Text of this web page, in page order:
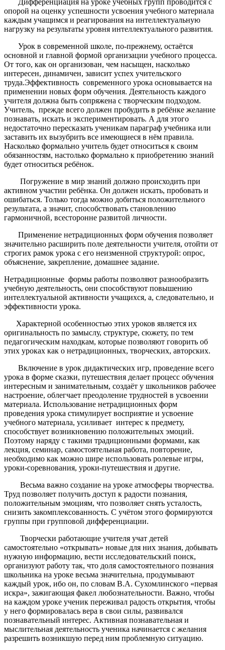
опорой на оценку успешности усвоения учебного материала
каждым учащимся и реагирования на интеллектуальную
нагрузку на результаты уровня интеллектуального развития.
Урок в современной школе, по-прежнему, остаётся
основной и главной формой организации учебного процесса.
От того, как он организован, чем насыщен, насколько
интересен, динамичен, зависит успех учительского
труда.Эффективность современного урока основывается на
применении новых форм обучения. Деятельность каждого
учителя должна быть сопряжена с творческим подходом.
Учитель, прежде всего должен пробудить в ребёнке желание
познавать, искать и экспериментировать. А для этого
недостаточно пересказать ученикам параграф учебника или
заставить их вызубрить все имеющиеся в нём правила.
Насколько формально учитель будет относиться к своим
обязанностям, настолько формально к приобретению знаний
будет относиться ребёнок.
Погружение в мир знаний должно происходить при
активном участии ребёнка. Он должен искать, пробовать и
ошибаться. Только тогда можно добиться положительного
результата, а значит, способствовать становлению
гармоничной, всесторонне развитой личности.
Применение нетрадиционных форм обучения позволяет
значительно расширить поле деятельности учителя, отойти от
строгих рамок урока с его неизменной структурой: опрос,
объяснение, закрепление, домашнее задание.
Нетрадиционные формы работы позволяют разнообразить
учебную деятельность, они способствуют повышению
интеллектуальной активности учащихся, а, следовательно, и
эффективности урока.
Характерной особенностью этих уроков является их
оригинальность по замыслу, структуре, сюжету, по тем
педагогическим находкам, которые позволяют говорить об
этих уроках как о нетрадиционных, творческих, авторских.
Включение в урок дидактических игр, проведение всего
урока в форме сказки, путешествия делает процесс обучения
интересным и занимательным, создаёт у школьников рабочее
настроение, облегчает преодоление трудностей в усвоении
материала. Использование нетрадиционных форм
проведения урока стимулирует восприятие и усвоение
учебного материала, усиливает интерес к предмету,
способствует возникновению положительных эмоций.
Поэтому наряду с такими традиционными формами, как
лекция, семинар, самостоятельная работа, повторение,
необходимо как можно шире использовать ролевые игры,
уроки-соревнования, уроки-путешествия и другие.
Весьма важно создание на уроке атмосферы творчества.
Труд позволяет получить доступ к радости познания,
положительным эмоциям, что позволяет снять усталость,
снизить закомплексованность. С учётом этого формируются
группы при групповой дифференциации.
Творчески работающие учителя учат детей
самостоятельно «открывать» новые для них знания, добывать
нужную информацию, вести исследовательский поиск,
организуют работу так, что доля самостоятельного познания
школьника на уроке весьма значительна, продумывают
каждый урок, ибо он, по словам В.А. Сухомлинского «первая
искра», зажигающая факел любознательности. Важно, чтобы
на каждом уроке ученик переживал радость открытия, чтобы
у него формировалась вера в свои силы, развивался
познавательный интерес. Активная познавательная и
мыслительная деятельность ученика начинается с желания
разрешить возникшую перед ним проблемную ситуацию.